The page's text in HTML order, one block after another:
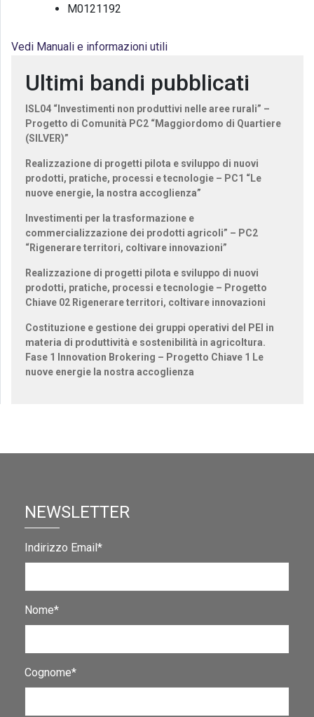
M0121192
Vedi Manuali e informazioni utili
Ultimi bandi pubblicati
ISL04 “Investimenti non produttivi nelle aree rurali” –
Progetto di Comunità PC2 “Maggiordomo di Quartiere
(SILVER)”
Realizzazione di progetti pilota e sviluppo di nuovi
prodotti, pratiche, processi e tecnologie – PC1 “Le
nuove energie, la nostra accoglienza”
Investimenti per la trasformazione e
commercializzazione dei prodotti agricoli” – PC2
“Rigenerare territori, coltivare innovazioni”
Realizzazione di progetti pilota e sviluppo di nuovi
prodotti, pratiche, processi e tecnologie – Progetto
Chiave 02 Rigenerare territori, coltivare innovazioni
Costituzione e gestione dei gruppi operativi del PEI in
materia di produttività e sostenibilità in agricoltura.
Fase 1 Innovation Brokering – Progetto Chiave 1 Le
nuove energie la nostra accoglienza
NEWSLETTER
Indirizzo Email*
Nome*
Cognome*